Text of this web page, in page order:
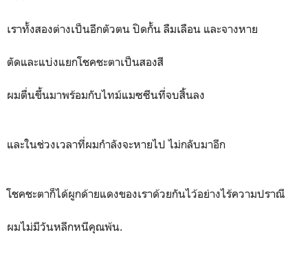
เราทั้งสองต่างเป็นอีกตัวตน ปิดกั้น ลืมเลือน และจางหาย
ตัดและแบ่งแยกโชคชะตาเป็นสองสี
ผมตื่นขึ้นมาพร้อมกับไทม์แมซซีนที่จบสิ้นลง
และในช่วงเวลาที่ผมกำลังจะหายไป ไม่กลับมาอีก
โชคชะตาก็ได้ผูกด้ายแดงของเราด้วยกันไว้อย่างไร้ความปราณี
ผมไม่มีวันหลีกหนีคุณพ้น.